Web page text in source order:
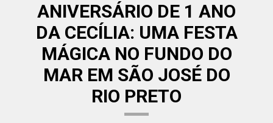
ANIVERSÁRIO DE 1 ANO
DA CECÍLIA: UMA FESTA
MÁGICA NO FUNDO DO
MAR EM SÃO JOSÉ DO
RIO PRETO